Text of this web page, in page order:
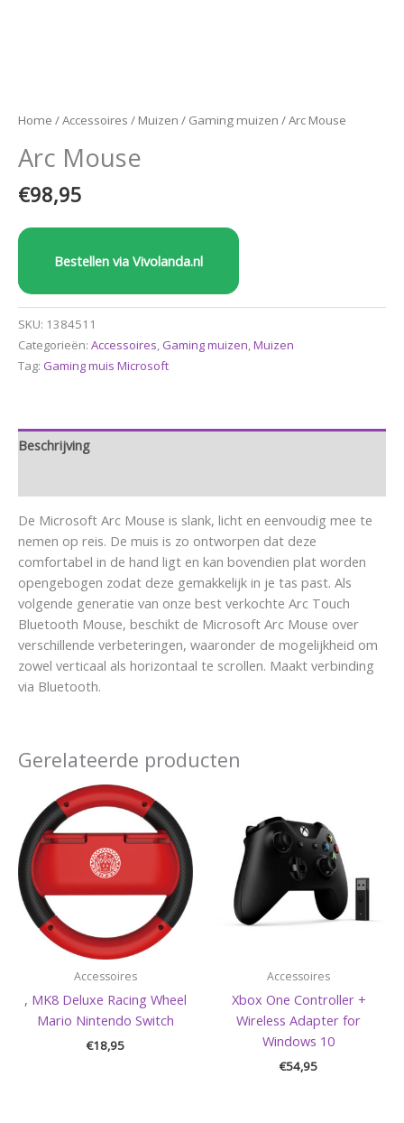
Home /Accessoires / Muizen / Gaming muizen / Arc Mouse
Arc Mouse
€98,95
Bestellen via Vivolanda.nl
SKU: 1384511
Categorieën: Accessoires, Gaming muizen,Muizen
Tag: Gaming muis Microsoft
Beschrijving
De Microsoft Arc Mouse is slank, licht en eenvoudig mee te
nemen op reis. De muis is zo ontworpen dat deze
comfortabel in de hand ligt en kan bovendien plat worden
opengebogen zodat deze gemakkelijk in je tas past. Als
volgende generatie van onze best verkochte Arc Touch
Bluetooth Mouse, beschikt de Microsoft Arc Mouse over
verschillende verbeteringen, waaronder de mogelijkheid om
zowel verticaal als horizontaal te scrollen. Maakt verbinding
via Bluetooth.
Gerelateerde producten
Accessoires
, MK8 Deluxe Racing Wheel
Mario Nintendo Switch
€18,95
Accessoires
Xbox One Controller +
Wireless Adapter for
Windows 10
€54,95